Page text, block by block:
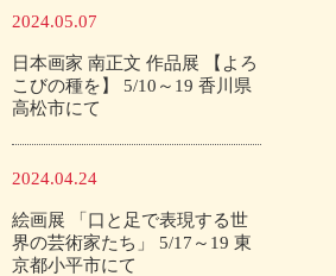
2024.05.07
日本画家 南正文 作品展 【よろ
こびの種を】 5/10～19 香川県
高松市にて
2024.04.24
絵画展 「口と足で表現する世
界の芸術家たち」 5/17～19 東
京都小平市にて